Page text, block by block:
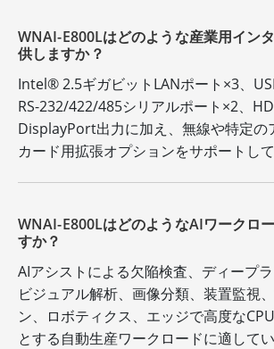
WNAI-E800Lはどのような産業用イン
供しますか？
Intel® 2.5ギガビットLANポート×3、
RS-232/422/485シリアルポート×2、
DisplayPort出力に加え、無線や特定の
カード用拡張オプションをサポートして
WNAI-E800LはどのようなAIワークロ
すか？
AIアシストによる欠陥検査、ディープラ
ビジュアル解析、画像分類、装置監視
ン、ロボティクス、エッジで高度な
とする自動生産ワークロードに適してい